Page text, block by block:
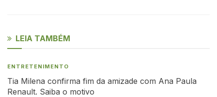
LEIA TAMBÉM
ENTRETENIMENTO
Tia Milena confirma fim da amizade com Ana Paula
Renault. Saiba o motivo